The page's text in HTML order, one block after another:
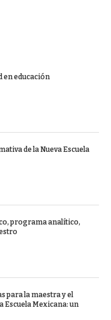
en educación
de la Nueva Escuela
programa analítico,
para la maestra y el
Escuela Mexicana: un